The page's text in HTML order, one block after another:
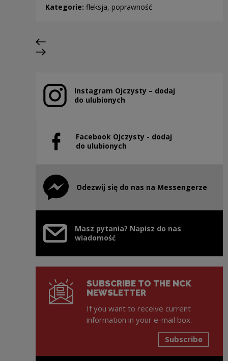
Kategorie: fleksja, poprawność
Previous slide
Next slide
Instagram Ojczysty – dodaj
do ulubionych
Note, the link will open in a new window
Facebook Ojczysty - dodaj
do ulubionych
Note, the link will open in a new window
Odezwij się do nas na Messengerze
Note, the link will open in a new window
Masz pytania? Napisz do nas
wiadomość
SUBSCRIBE TO THE NCK
NEWSLETTER
If you want to receive current
information in your e-mail box.
Subscribe